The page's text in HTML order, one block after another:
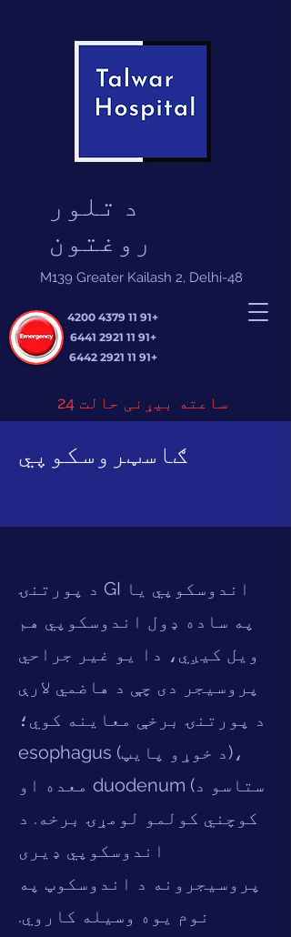
د تلور
روغتون
+91 11 4379 4200
+91 11 2921 6441
+91 11 2921 6442
24 ساعته بیړنی حالت
M139 Greater Kailash 2, Delhi-48
د پورتنۍ GI اندوسکوپي یا
په ساده ډول اندوسکوپي هم
ویل کیږي، دا یو غیر جراحي
پروسیجر دی چې د هاضمي لارې
د پورتنۍ برخې معاینه کوي؛
esophagus (د خوړو پایپ)،
معده او duodenum (ستاسو د
کوچني کولمو لومړۍ برخه. د
اندوسکوپي ډیری
پروسیجرونه د اندوسکوپ په
نوم یوه وسیله کاروي.
ګاسټروسکوپي